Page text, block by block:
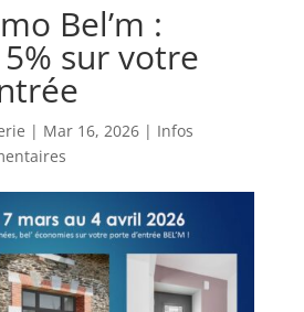
Bel’m :
sur votre
| Mar 16, 2026| Infos